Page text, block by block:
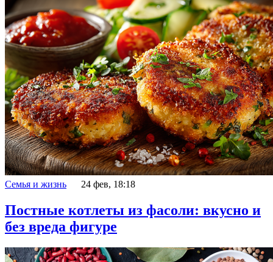
Семья и жизнь 24 фев, 18:18
Постные котлеты из фасоли: вкусно и
без вреда фигуре